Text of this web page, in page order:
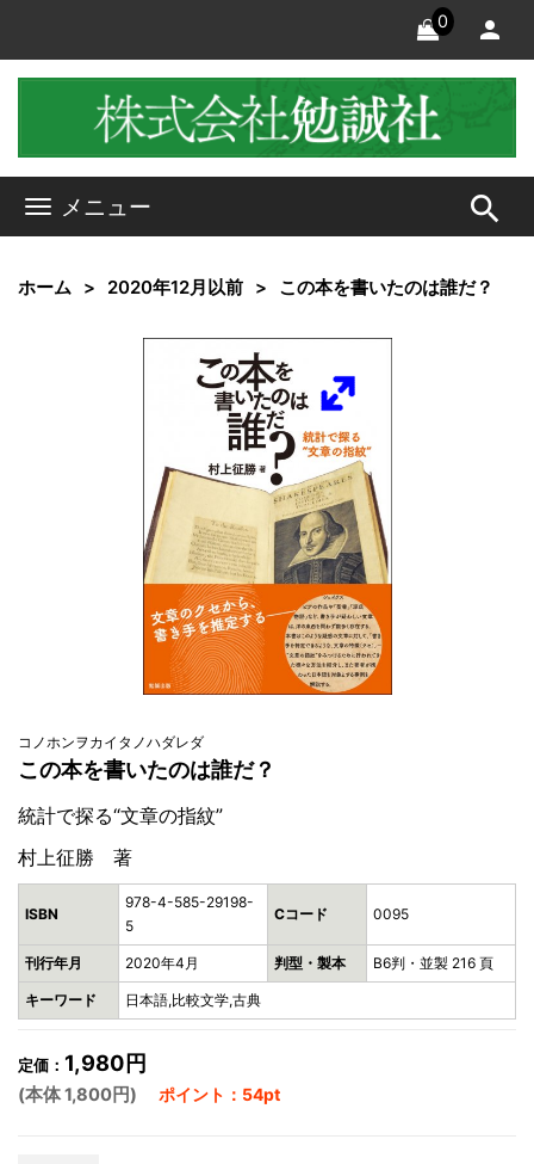
0
メニュー search
ホーム 2020年12月以前 この本を書いたのは誰だ？
コノホンヲカイタノハダレダ
この本を書いたのは誰だ？
統計で探る“文章の指紋”
村上征勝 著
ISBN
978-4-585-29198-
5
Cコード 0095
刊行年月 2020年4月 判型・製本 B6判・並製 216 頁
キーワード 日本語,比較文学,古典
定価： 1,980円
(本体 1,800円) ポイント：54pt